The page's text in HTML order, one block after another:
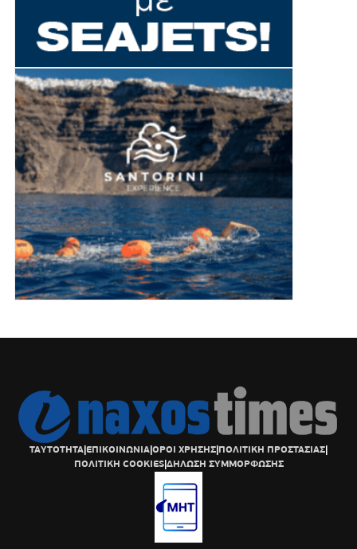
ΤΑΥΤΟΤΗΤΑ|ΕΠΙΚΟΙΝΩΝΙΑ|ΟΡΟΙ ΧΡΗΣΗΣ|ΠΟΛΙΤΙΚΗ ΠΡΟΣΤΑΣΙΑΣ|
ΠΟΛΙΤΙΚΗ COOKIES|ΔΗΛΩΣΗ ΣΥΜΜΟΡΦΩΣΗΣ